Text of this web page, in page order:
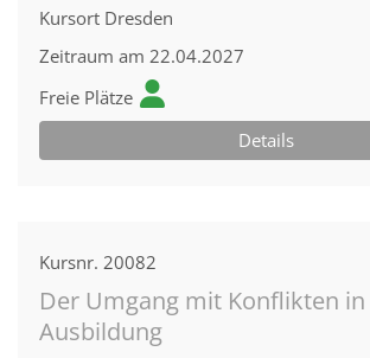
Kursort Dresden
Zeitraum am 22.04.2027
Freie Plätze
Details
Kursnr. 20082
Der Umgang mit Konflikten
Ausbildung